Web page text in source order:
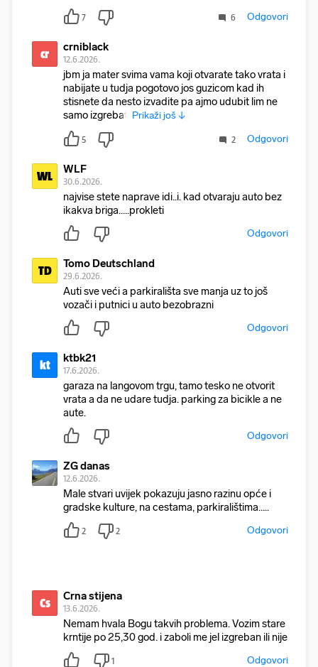
7 6 Odgovori
cr crniblack
12.6.2026.
jbm ja mater svima vama koji otvarate tako vrata i
nabijate u tudja pogotovo jos guzicom kad ih
stisnete da nesto izvadite pa ajmo udubit lim ne
samo izgrebat. Prikaži još ↓
5 2 Odgovori
WL WLF
30.6.2026.
najvise stete naprave idi..i. kad otvaraju auto bez
ikakva briga.....prokleti
Odgovori
TD Tomo Deutschland
29.6.2026.
Auti sve veći a parkirališta sve manja uz to još
vozači i putnici u auto bezobrazni
Odgovori
kt ktbk21
17.6.2026.
garaza na langovom trgu, tamo tesko ne otvorit
vrata a da ne udare tudja. parking za bicikle a ne
aute.
Odgovori
ZG danas
12.6.2026.
Male stvari uvijek pokazuju jasno razinu opće i
gradske kulture, na cestama, parkiralištima…..
2 2 Odgovori
Cs Crna stijena
13.6.2026.
Nemam hvala Bogu takvih problema. Vozim stare
krntije po 25,30 god. i zaboli me jel izgreban ili nije
1 Odgovori